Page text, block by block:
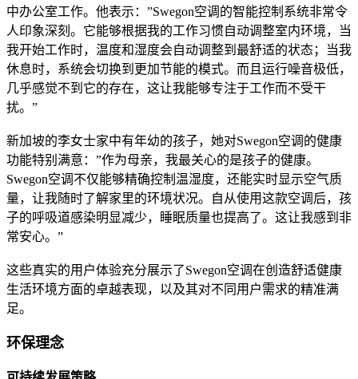
中办公室工作。他表示：”Swegon空调的智能控制系统非常令
人印象深刻。它能够根据我的工作习惯自动调整室内环境，当
我开始工作时，温度和湿度会自动调整到最舒适的状态；当我
休息时，系统会切换到更加节能的模式。而且运行噪音极低，
几乎感觉不到它的存在，这让我能够专注于工作而不受干
扰。”
新加坡的李女士家中有年幼的孩子，她对Swegon空调的健康
功能特别满意：”作为母亲，我最关心的是孩子的健康。
Swegon空调不仅能够精确控制温湿度，还能实时显示空气质
量，让我随时了解家里的环境状况。自从使用这款空调后，孩
子的呼吸道感染明显减少，睡眠质量也提高了。这让我感到非
常安心。”
这些真实的用户体验充分展示了Swegon空调在创造舒适健康
生活环境方面的卓越表现，以及其对不同用户需求的精准满
足。
环保理念